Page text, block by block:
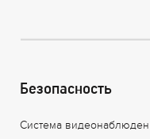
Безопасность
Система